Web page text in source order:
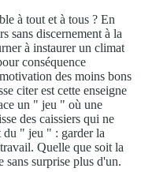
à tout et à tous ? En
sans discernement à la
à instaurer un climat
conséquence
des moins bons
citer est cette enseigne
un " jeu " où une
des caissiers qui ne
du " jeu " : garder la
Quelle que soit la
sans surprise plus d'un.